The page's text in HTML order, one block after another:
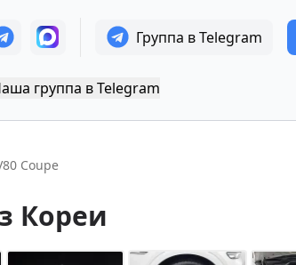
Группа в Telegram
группа в Telegram
Coupe
Кореи